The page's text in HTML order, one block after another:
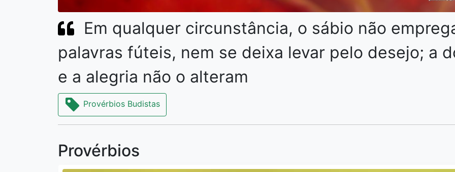
Em qualquer circunstância, o sábio não
palavras fúteis, nem se deixa levar pelo desejo; a
e a alegria não o alteram
Provérbios Budistas
Provérbios